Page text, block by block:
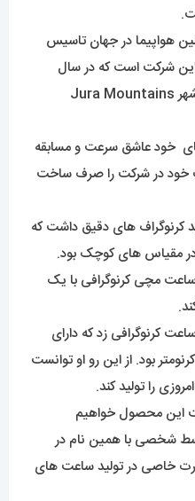
هواپیما در جهان تاسیس
شرکت است که در سال
1884 کارگاه ساعت سازی خود را شهر Jura Mountains
خود عاشق سرعت و مسابقه
خود در شرکت را صرف ساخت
کرنوگراف های دقیق داشت که
در مقیاس های کوچک بود.
ساعت مچی کرنوگرافی با یک
کرنوگرافی زد که دارای
بود. از این رو او توانست
را تولید کند.
این محصول خواهیم
در سال 1884 توسط شخصی با همین نام در
خاصی در تولید ساعت های